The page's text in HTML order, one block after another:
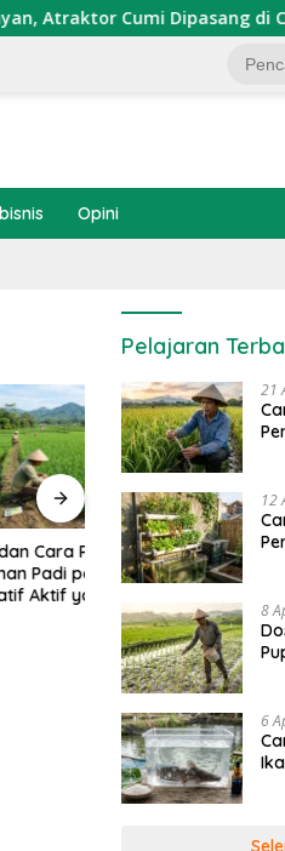
Cumi Dipasang di Coral
Opini
Penerapan IoT
Pertanian Modern di
Pelajaran
21
12
8
6